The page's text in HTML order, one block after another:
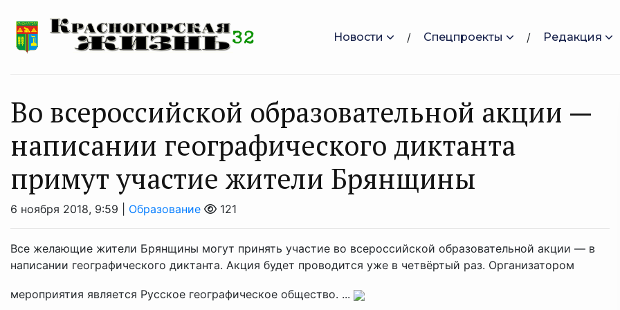
Новости Спецпроекты Редакция
Во всероссийской образовательной акции —
написании географического диктанта
примут участие жители Брянщины
6 ноября 2018, 9:59 | Образование 121
Все желающие жители Брянщины могут принять участие во всероссийской образовательной акции — в
написании географического диктанта. Акция будет проводится уже в четвёртый раз. Организатором
мероприятия является Русское географическое общество. ...